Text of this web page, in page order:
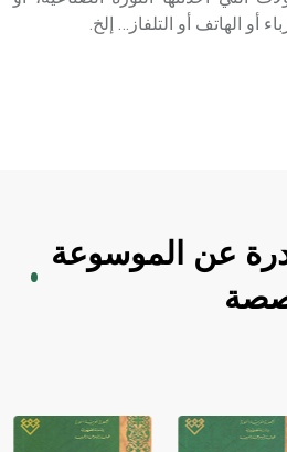
- هل تعلم أن أبجر Abgar اسم معروف جيداً يعود إلى عدد من
أسرة أوسروين
للعلامة الك
أو الهاتف أو التلفاز… إلخ.
عن الموسوعة